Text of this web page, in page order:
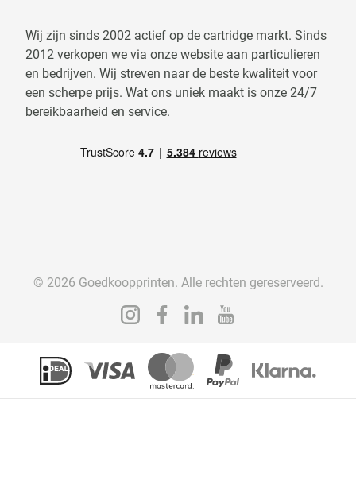
Wij zijn sinds 2002 actief op de cartridge markt. Sinds
2012 verkopen we via onze website aan particulieren
en bedrijven. Wij streven naar de beste kwaliteit voor
een scherpe prijs. Wat ons uniek maakt is onze 24/7
bereikbaarheid en service.
© 2026 Goedkoopprinten. Alle rechten gereserveerd.